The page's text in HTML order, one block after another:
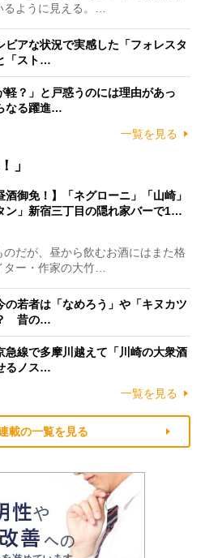
ように見える。…
ビアな状況で実感した「フォレスタ
「スト…
軽？」と戸惑うのには理由があっ
なる躍進…
一覧を見る
」
酒御免！】「ネグローニ」「山崎」
ン」新宿三丁目の隠れ家バーで1…
だが、昼から飲むお酒にはまた格
ー・作家の大竹…
の若者は「なめろう」や「キヌカツ
？ 昔の…
急線で多摩川越えて「川崎の大衆酒
るノス…
一覧を見る
載の一覧を見る